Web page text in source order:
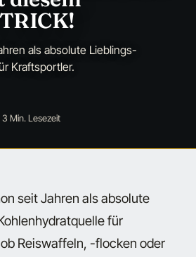
als absolute Lieblings-
Kraftsportler.
3 Min. Lesezeit
seit Jahren als absolute
für
Reiswaffeln, -flocken oder